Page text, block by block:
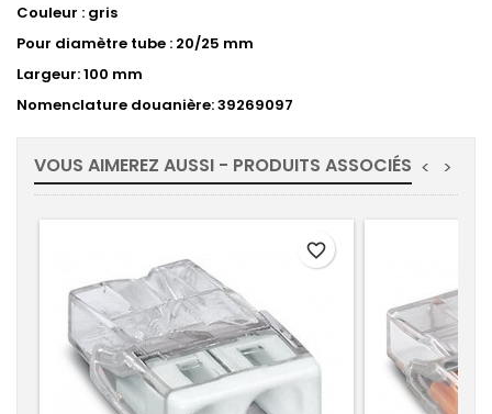
Couleur : gris
Pour diamètre tube : 20/25 mm
Largeur: 100 mm
Nomenclature douanière: 39269097
VOUS AIMEREZ AUSSI - PRODUITS ASSOCIÉS >
<
favorite_border